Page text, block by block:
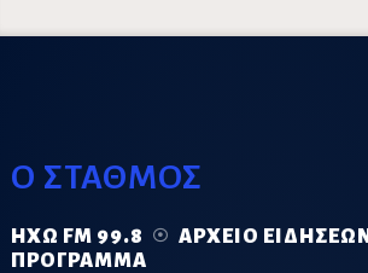
Ο ΣΤΑΘΜΟΣ
ΗΧΏ FM 99.8
ΑΡΧΕΊΟ ΕΙΔΉΣΕΩΝ
ΠΡΌΓΡΑΜΜΑ